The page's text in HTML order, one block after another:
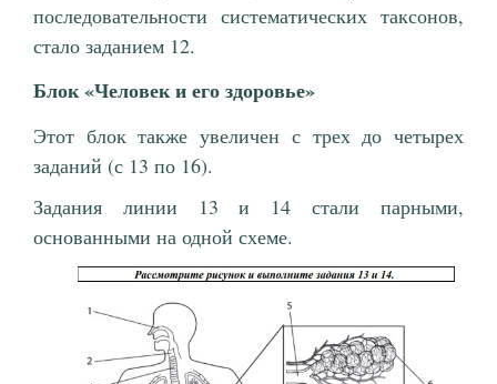
последовательности систематических таксонов,
стало заданием 12.
Блок «Человек и его здоровье»
Этот блок также увеличен с трех до четырех
заданий (с 13 по 16).
Задания линии 13 и 14 стали парными,
основанными на одной схеме.